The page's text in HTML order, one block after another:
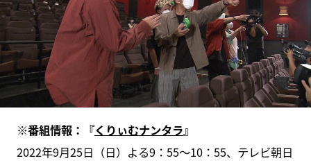
※番組情報：『くりぃむナンタラ』
2022年9月25日（日）よる9：55～10：55、テレビ朝日